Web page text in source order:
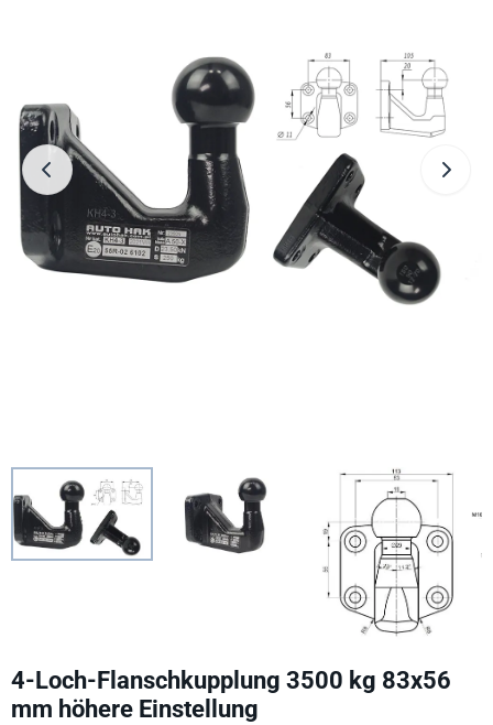
4-Loch-Flanschkupplung 3500 kg 83x56
mm höhere Einstellung